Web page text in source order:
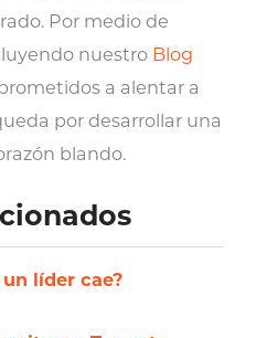
Por medio de
nuestro Blog
a alentar a
por desarrollar una
blando.
líder cae?